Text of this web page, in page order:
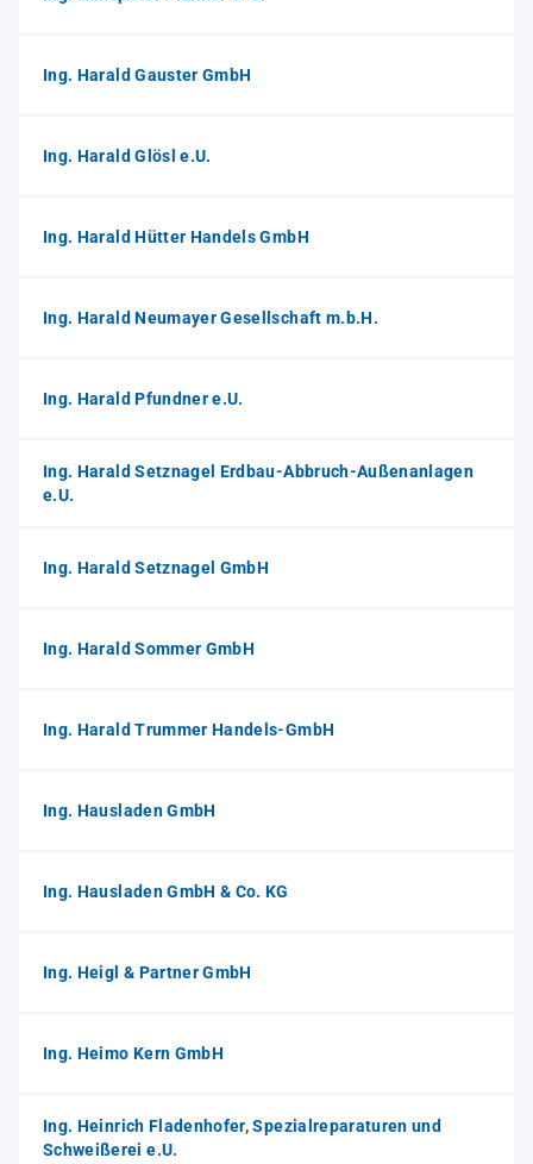
Ing. Harald Gauster GmbH
Ing. Harald Glösl e.U.
Ing. Harald Hütter Handels GmbH
Ing. Harald Neumayer Gesellschaft m.b.H.
Ing. Harald Pfundner e.U.
Ing. Harald Setznagel Erdbau-Abbruch-Außenanlagen
e.U.
Ing. Harald Setznagel GmbH
Ing. Harald Sommer GmbH
Ing. Harald Trummer Handels-GmbH
Ing. Hausladen GmbH
Ing. Hausladen GmbH & Co. KG
Ing. Heigl & Partner GmbH
Ing. Heimo Kern GmbH
Ing. Heinrich Fladenhofer, Spezialreparaturen und
Schweißerei e.U.